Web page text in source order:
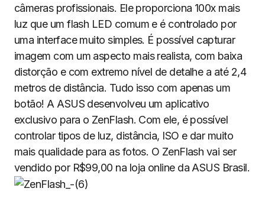
câmeras profissionais. Ele proporciona 100x mais
luz que um flash LED comum e é controlado por
uma interface muito simples. É possível capturar
imagem com um aspecto mais realista, com baixa
distorção e com extremo nível de detalhe a até 2,4
metros de distância. Tudo isso com apenas um
botão! A ASUS desenvolveu um aplicativo
exclusivo para o ZenFlash. Com ele, é possível
controlar tipos de luz, distância, ISO e dar muito
mais qualidade para as fotos. O ZenFlash vai ser
vendido por R$99,00 na loja online da ASUS Brasil.